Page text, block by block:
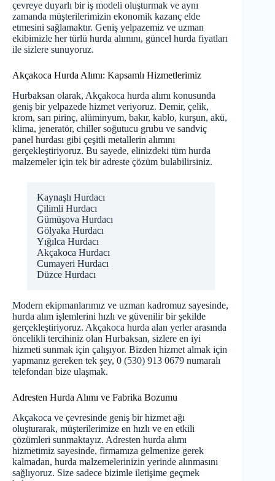
çevreye duyarlı bir iş modeli oluşturmak ve aynı
zamanda müşterilerimizin ekonomik kazanç elde
etmesini sağlamaktır. Geniş yelpazemiz ve uzman
ekibimizle her türlü hurda alımını, güncel hurda fiyatları
ile sizlere sunuyoruz.
Akçakoca Hurda Alımı: Kapsamlı Hizmetlerimiz
Hurbaksan olarak, Akçakoca hurda alımı konusunda
geniş bir yelpazede hizmet veriyoruz. Demir, çelik,
krom, sarı pirinç, alüminyum, bakır, kablo, kurşun, akü,
klima, jeneratör, chiller soğutucu grubu ve sandviç
panel hurdası gibi çeşitli metallerin alımını
gerçekleştiriyoruz. Bu sayede, elinizdeki tüm hurda
malzemeler için tek bir adreste çözüm bulabilirsiniz.
Kaynaşlı Hurdacı
Çilimli Hurdacı
Gümüşova Hurdacı
Gölyaka Hurdacı
Yığılca Hurdacı
Akçakoca Hurdacı
Cumayeri Hurdacı
Düzce Hurdacı
Modern ekipmanlarımız ve uzman kadromuz sayesinde,
hurda alım işlemlerini hızlı ve güvenilir bir şekilde
gerçekleştiriyoruz. Akçakoca hurda alan yerler arasında
öncelikli tercihiniz olan Hurbaksan, sizlere en iyi
hizmeti sunmak için çalışıyor. Bizden hizmet almak için
yapmanız gereken tek şey, 0 (530) 913 0679 numaralı
telefondan bize ulaşmak.
Adresten Hurda Alımı ve Fabrika Bozumu
Akçakoca ve çevresinde geniş bir hizmet ağı
oluşturarak, müşterilerimize en hızlı ve en etkili
çözümleri sunmaktayız. Adresten hurda alımı
hizmetimiz sayesinde, firmamıza gelmenize gerek
kalmadan, hurda malzemelerinizin yerinde alınmasını
sağlıyoruz. Size sadece bizimle iletişime geçmek